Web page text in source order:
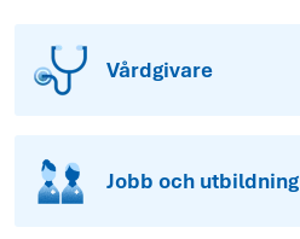
Vårdgivare
Jobb och utbildning